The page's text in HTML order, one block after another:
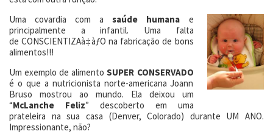
Uma covardia com asaúde humana e
principalmente a infantil. Uma falta
de CONSCIENTIZAà‡àƒO na fabricação de bons
alimentos!!!
Um exemplo de alimentoSUPER CONSERVADO
é o que a nutricionista norte-americana Joann
Bruso mostrou ao mundo. Ela deixou um
“McLanche Feliz” descoberto em uma
prateleira na sua casa (Denver, Colorado) durante UM ANO.
Impressionante, não?